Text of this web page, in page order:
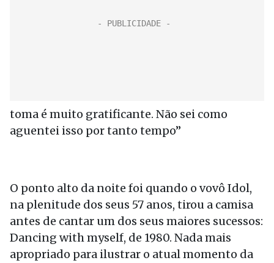
toma é muito gratificante. Não sei como
aguentei isso por tanto tempo”
O ponto alto da noite foi quando o vovô Idol,
na plenitude dos seus 57 anos, tirou a camisa
antes de cantar um dos seus maiores sucessos:
Dancing with myself, de 1980. Nada mais
apropriado para ilustrar o atual momento da